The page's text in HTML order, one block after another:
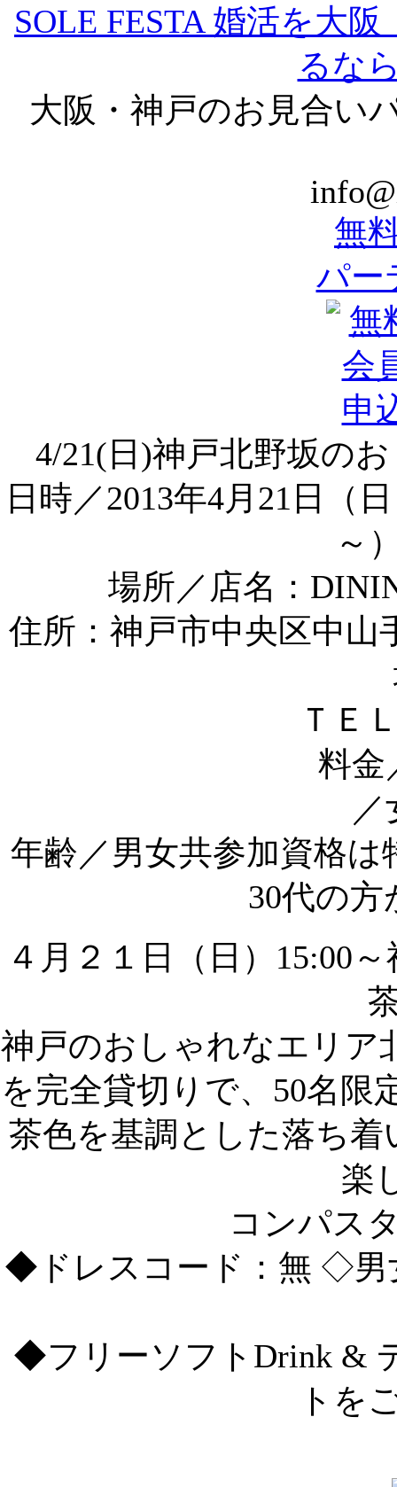
SOLE FESTA 婚活を大
るな
大阪・神戸のお見合い
無
パー
4/21(日)神戸北野坂の
日時／2013年4月21日（
～
場所／ 店名：
住所：神戸市中央区中
ＴＥ
料金
年齢／ 男女共参加資格
30代の
４月２１日（日）15:00
神戸のおしゃれなエリア
を完全貸切りで、50名限
茶色を基調とした落ち
楽
コンパス
◆ドレスコード：無 ◇男
◆フリーソフトDrink &
トを